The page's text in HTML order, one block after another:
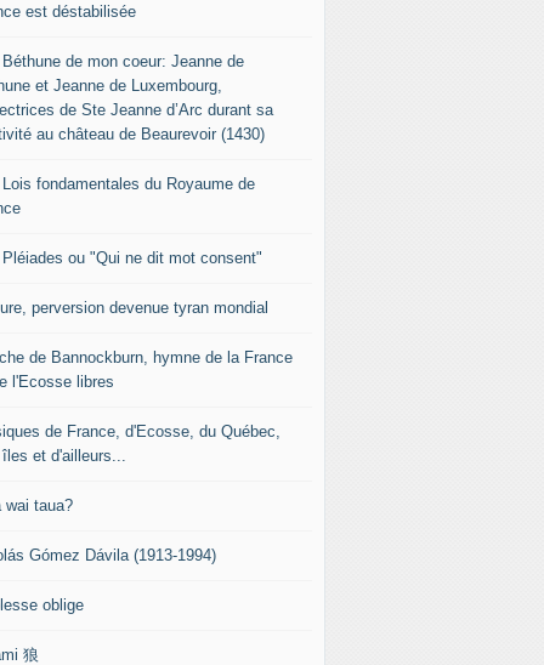
est déstabilisée
de mon coeur: Jeanne de
et Jeanne de Luxembourg,
de Ste Jeanne d’Arc durant sa
au château de Beaurevoir (1430)
fondamentales du Royaume de
Pléiades ou "Qui ne dit mot consent"
perversion devenue tyran mondial
de Bannockburn, hymne de la France
l'Ecosse libres
de France, d'Ecosse, du Québec,
et d'ailleurs...
wai taua?
Gómez Dávila (1913-1994)
oblige
狼